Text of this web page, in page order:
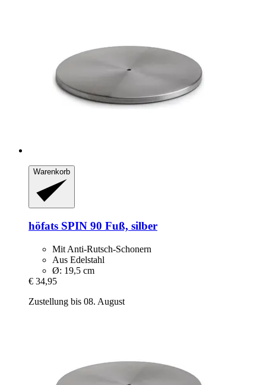
Warenkorb
höfats SPIN 90 Fuß, silber
Mit Anti-Rutsch-Schonern
Aus Edelstahl
Ø: 19,5 cm
€ 34,95
Zustellung bis 08. August